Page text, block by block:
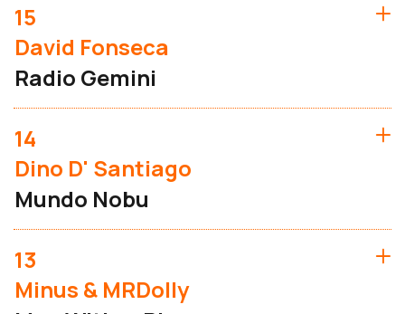
15
David Fonseca
Radio Gemini
14
Dino D' Santiago
Mundo Nobu
13
Minus & MRDolly